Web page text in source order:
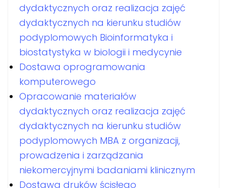
dydaktycznych oraz realizacja zajęć
dydaktycznych na kierunku studiów
podyplomowych Bioinformatyka i
biostatystyka w biologii i medycynie
Dostawa oprogramowania
komputerowego
Opracowanie materiałów
dydaktycznych oraz realizacja zajęć
dydaktycznych na kierunku studiów
podyplomowych MBA z organizacji,
prowadzenia i zarządzania
niekomercyjnymi badaniami klinicznym
Dostawa druków ścisłego